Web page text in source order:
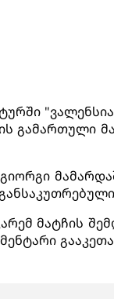
გამართული
მატჩის